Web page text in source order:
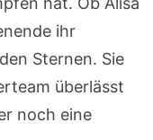
ihr
Sternen. Sie
überlässt
noch eine